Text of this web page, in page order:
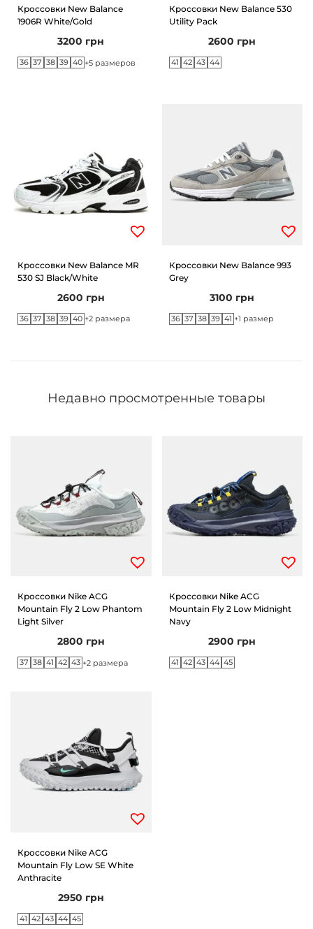
Кроссовки New Balance
1906R White/Gold
3200 грн
36 37 38 39 40 +5 размеров
Кроссовки New Balance 530
Utility Pack
2600 грн
41 42 43 44
Кроссовки New Balance MR
530 SJ Black/White
2600 грн
36 37 38 39 40 +2 размера
Кроссовки New Balance 993
Grey
3100 грн
36 37 38 39 41 +1 размер
Недавно просмотренные товары
Кроссовки Nike ACG
Mountain Fly 2 Low Phantom
Light Silver
2800 грн
37 38 41 42 43 +2 размера
Кроссовки Nike ACG
Mountain Fly 2 Low Midnight
Navy
2900 грн
41 42 43 44 45
Кроссовки Nike ACG
Mountain Fly Low SE White
Anthracite
2950 грн
41 42 43 44 45